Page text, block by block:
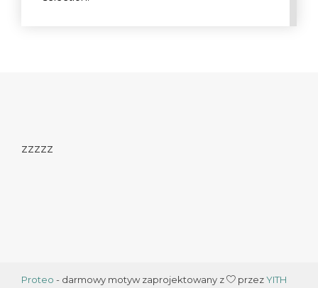
zzzzz
Proteo - darmowy motyw zaprojektowany z przezYITH